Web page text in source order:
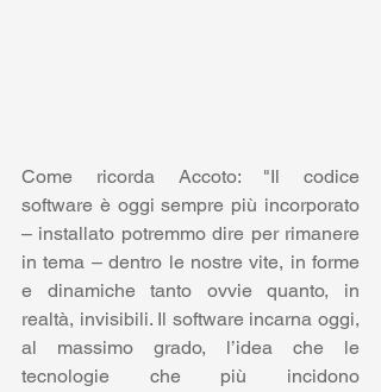
Come ricorda Accoto: "Il codice
software è oggi sempre più incorporato
– installato potremmo dire per rimanere
in tema – dentro le nostre vite, in forme
e dinamiche tanto ovvie quanto, in
realtà, invisibili. Il software incarna oggi,
al massimo grado, l’idea che le
tecnologie che più incidono